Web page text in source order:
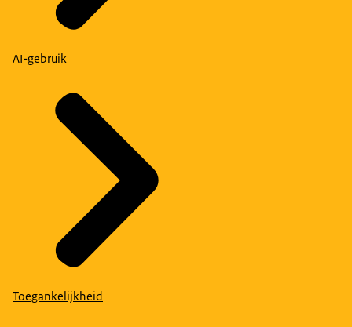
AI-gebruik
Toegankelijkheid